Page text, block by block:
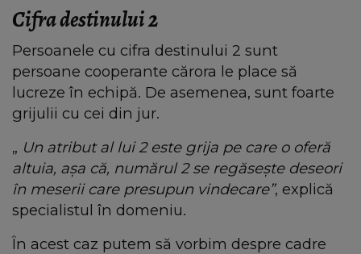
Cifra destinului 2
Persoanele cu cifra destinului 2 sunt
persoane cooperante cărora le place să
lucreze în echipă. De asemenea, sunt foarte
grijulii cu cei din jur.
„ Un atribut al lui 2 este grija pe care o oferă
altuia, așa că, numărul 2 se regăsește deseori
în meserii care presupun vindecare”, explică
specialistul în domeniu.
În acest caz putem să vorbim despre cadre